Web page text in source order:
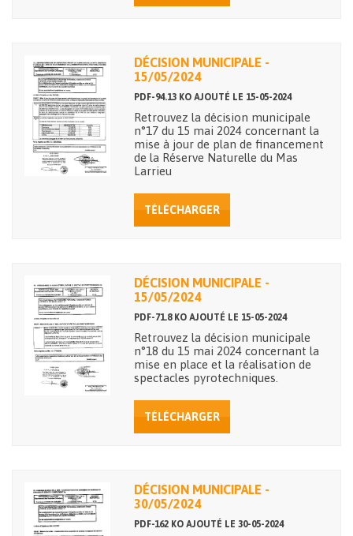
DÉCISION MUNICIPALE -
15/05/2024
PDF-94.13 KO AJOUTÉ LE 15-05-2024
Retrouvez la décision municipale
n°17 du 15 mai 2024 concernant la
mise à jour de plan de financement
de la Réserve Naturelle du Mas
Larrieu
TÉLÉCHARGER
DÉCISION MUNICIPALE -
15/05/2024
PDF-71.8 KO AJOUTÉ LE 15-05-2024
Retrouvez la décision municipale
n°18 du 15 mai 2024 concernant la
mise en place et la réalisation de
spectacles pyrotechniques.
TÉLÉCHARGER
DÉCISION MUNICIPALE -
30/05/2024
PDF-162 KO AJOUTÉ LE 30-05-2024